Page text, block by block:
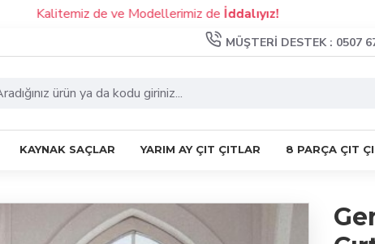
Kalitemiz de ve Modellerimiz deİddalıyız!
MÜŞTERI DESTEK : 0507
KAYNAK SAÇLAR YARIM AY ÇIT ÇITLAR 8 PARÇA ÇIT